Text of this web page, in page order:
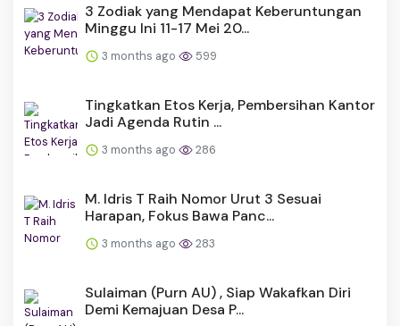
3 Zodiak yang Mendapat Keberuntungan
Minggu Ini 11-17 Mei 20...
3 months ago 599
Tingkatkan Etos Kerja, Pembersihan Kantor
Jadi Agenda Rutin ...
3 months ago 286
M. Idris T Raih Nomor Urut 3 Sesuai
Harapan, Fokus Bawa Panc...
3 months ago 283
Sulaiman (Purn AU) , Siap Wakafkan Diri
Demi Kemajuan Desa P...